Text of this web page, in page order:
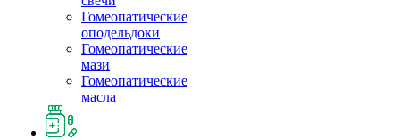
Гомеопатические
оподельдоки
Гомеопатические
мази
Гомеопатические
масла